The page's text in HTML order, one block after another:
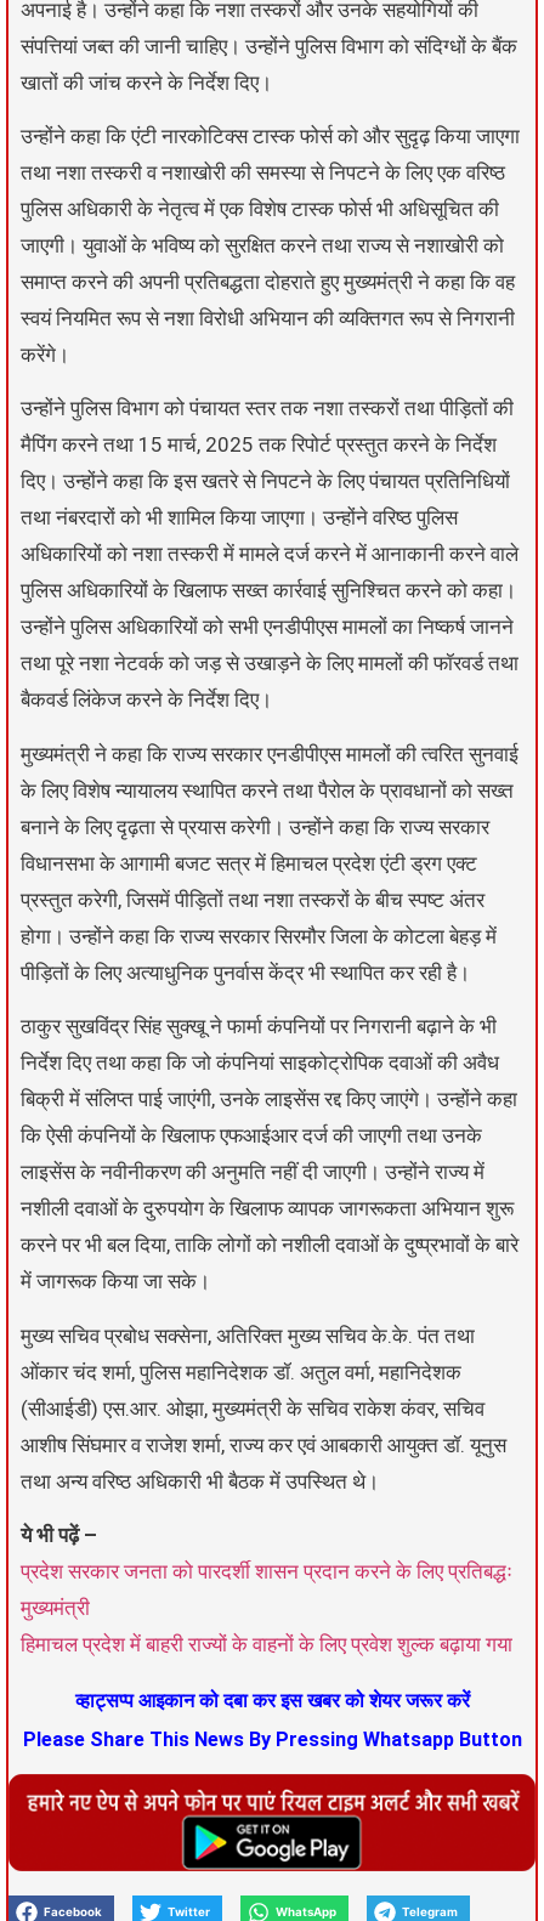
अपनाई है। उन्होंने कहा कि नशा तस्करों और उनके सहयोगियों की
संपत्तियां जब्त की जानी चाहिए। उन्होंने पुलिस विभाग को संदिग्धों के बैंक
खातों की जांच करने के निर्देश दिए।
उन्होंने कहा कि एंटी नारकोटिक्स टास्क फोर्स को और सुदृढ़ किया जाएगा
तथा नशा तस्करी व नशाखोरी की समस्या से निपटने के लिए एक वरिष्ठ
पुलिस अधिकारी के नेतृत्व में एक विशेष टास्क फोर्स भी अधिसूचित की
जाएगी। युवाओं के भविष्य को सुरक्षित करने तथा राज्य से नशाखोरी को
समाप्त करने की अपनी प्रतिबद्धता दोहराते हुए मुख्यमंत्री ने कहा कि वह
स्वयं नियमित रूप से नशा विरोधी अभियान की व्यक्तिगत रूप से निगरानी
करेंगे।
उन्होंने पुलिस विभाग को पंचायत स्तर तक नशा तस्करों तथा पीड़ितों की
मैपिंग करने तथा 15 मार्च, 2025 तक रिपोर्ट प्रस्तुत करने के निर्देश
दिए। उन्होंने कहा कि इस खतरे से निपटने के लिए पंचायत प्रतिनिधियों
तथा नंबरदारों को भी शामिल किया जाएगा। उन्होंने वरिष्ठ पुलिस
अधिकारियों को नशा तस्करी में मामले दर्ज करने में आनाकानी करने वाले
पुलिस अधिकारियों के खिलाफ सख्त कार्रवाई सुनिश्चित करने को कहा।
उन्होंने पुलिस अधिकारियों को सभी एनडीपीएस मामलों का निष्कर्ष जानने
तथा पूरे नशा नेटवर्क को जड़ से उखाड़ने के लिए मामलों की फॉरवर्ड तथा
बैकवर्ड लिंकेज करने के निर्देश दिए।
मुख्यमंत्री ने कहा कि राज्य सरकार एनडीपीएस मामलों की त्वरित सुनवाई
के लिए विशेष न्यायालय स्थापित करने तथा पैरोल के प्रावधानों को सख्त
बनाने के लिए दृढ़ता से प्रयास करेगी। उन्होंने कहा कि राज्य सरकार
विधानसभा के आगामी बजट सत्र में हिमाचल प्रदेश एंटी ड्रग एक्ट
प्रस्तुत करेगी, जिसमें पीड़ितों तथा नशा तस्करों के बीच स्पष्ट अंतर
होगा। उन्होंने कहा कि राज्य सरकार सिरमौर जिला के कोटला बेहड़ में
पीड़ितों के लिए अत्याधुनिक पुनर्वास केंद्र भी स्थापित कर रही है।
ठाकुर सुखविंद्र सिंह सुक्खू ने फार्मा कंपनियों पर निगरानी बढ़ाने के भी
निर्देश दिए तथा कहा कि जो कंपनियां साइकोट्रोपिक दवाओं की अवैध
बिक्री में संलिप्त पाई जाएंगी, उनके लाइसेंस रद्द किए जाएंगे। उन्होंने कहा
कि ऐसी कंपनियों के खिलाफ एफआईआर दर्ज की जाएगी तथा उनके
लाइसेंस के नवीनीकरण की अनुमति नहीं दी जाएगी। उन्होंने राज्य में
नशीली दवाओं के दुरुपयोग के खिलाफ व्यापक जागरूकता अभियान शुरू
करने पर भी बल दिया, ताकि लोगों को नशीली दवाओं के दुष्प्रभावों के बारे
में जागरूक किया जा सके।
मुख्य सचिव प्रबोध सक्सेना, अतिरिक्त मुख्य सचिव के.के. पंत तथा
ओंकार चंद शर्मा, पुलिस महानिदेशक डॉ. अतुल वर्मा, महानिदेशक
(सीआईडी) एस.आर. ओझा, मुख्यमंत्री के सचिव राकेश कंवर, सचिव
आशीष सिंघमार व राजेश शर्मा, राज्य कर एवं आबकारी आयुक्त डॉ. यूनुस
तथा अन्य वरिष्ठ अधिकारी भी बैठक में उपस्थित थे।
ये भी पढ़ें –
प्रदेश सरकार जनता को पारदर्शी शासन प्रदान करने के लिए प्रतिबद्धः
मुख्यमंत्री
हिमाचल प्रदेश में बाहरी राज्यों के वाहनों के लिए प्रवेश शुल्क बढ़ाया गया
व्हाट्सप्प आइकान को दबा कर इस खबर को शेयर जरूर करें
Please Share This News By Pressing Whatsapp Button
Facebook Twitter WhatsApp Telegram